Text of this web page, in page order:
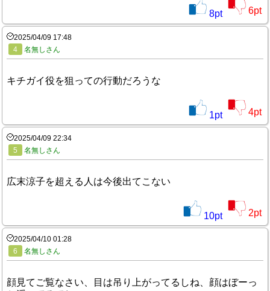
8pt 6pt
2025/04/09 17:48
4
名無しさん
キチガイ役を狙っての行動だろうな
1pt 4pt
2025/04/09 22:34
5
名無しさん
広末涼子を超える人は今後出てこない
10pt 2pt
2025/04/10 01:28
6
名無しさん
顔見てご覧なさい、目は吊り上がってるしね、顔はぼーっ